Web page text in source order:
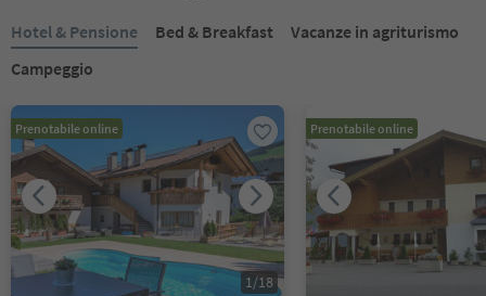
Hotel & Pensione Bed & Breakfast
Vacanze in agriturismo
Campeggio
Prenotabile online
1/18
Prenotabile online